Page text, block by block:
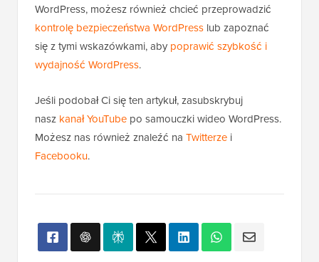
WordPress, możesz również chcieć przeprowadzić
kontrolę bezpieczeństwa WordPress lub zapoznać
się z tymi wskazówkami, aby poprawić szybkość i
wydajność WordPress.
Jeśli podobał Ci się ten artykuł, zasubskrybuj
nasz kanał YouTube po samouczki wideo WordPress.
Możesz nas również znaleźć na Twitterze i
Facebooku.